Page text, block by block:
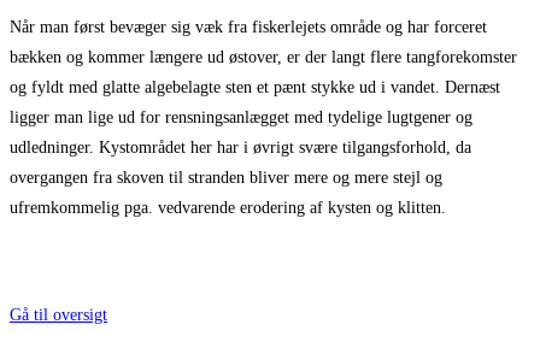
Når man først bevæger sig væk fra fiskerlejets område og har forceret
bækken og kommer længere ud østover, er der langt flere tangforekomster
og fyldt med glatte algebelagte sten et pænt stykke ud i vandet. Dernæst
ligger man lige ud for rensningsanlægget med tydelige lugtgener og
udledninger. Kystområdet her har i øvrigt svære tilgangsforhold, da
overgangen fra skoven til stranden bliver mere og mere stejl og
ufremkommelig pga. vedvarende erodering af kysten og klitten.
Gå til oversigt